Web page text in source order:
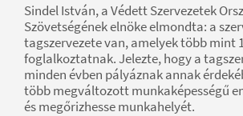
Sindel István, a Védett Szervezetek
Szövetségének elnöke elmondta: a
tagszervezete van, amelyek több mint
foglalkoztatnak. Jelezte, hogy a
minden évben pályáznak annak
több megváltozott munkaképességű
és megőrizhesse munkahelyét.